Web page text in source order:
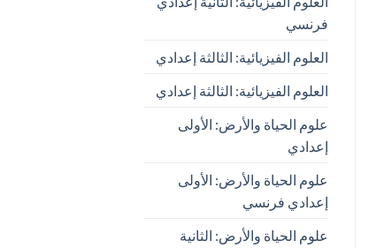
فرنسي
العلوم الفيزيائية: الثالثة إعدادي
العلوم الفيزيائية: الثالثة إعدادي
علوم الحياة والأرض: الأولى
إعدادي
علوم الحياة والأرض: الأولى
إعدادي فرنسي
علوم الحياة والأرض: الثانية